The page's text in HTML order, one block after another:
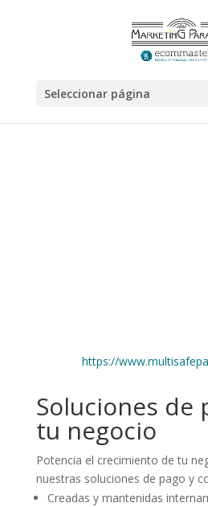
Seleccionar página
https://
Soluciones de
tu negocio
Potencia el crecimiento de tu
nuestras soluciones de pago y
Creadas y mantenidas